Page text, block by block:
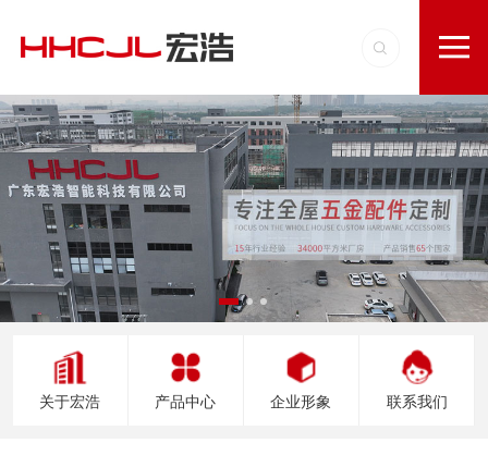
关于宏浩 产品中心 企业形象 联系我们